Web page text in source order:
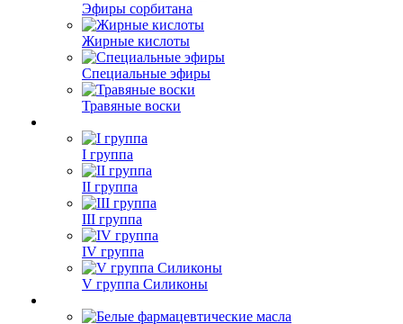
Эфиры сорбитана
Жирные кислоты
Специальные эфиры
Травяные воски
I группа
II группа
III группа
IV группа
V группа Силиконы